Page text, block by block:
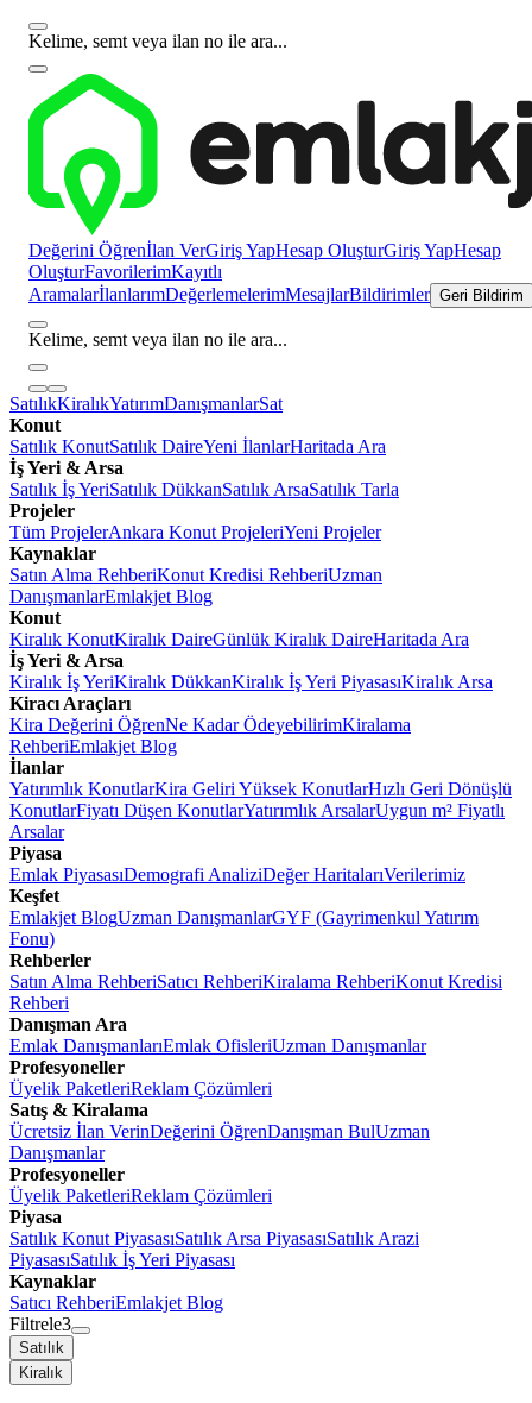
Kelime, semt veya ilan no ile ara...
Değerini Öğrenİlan VerGiriş YapHesap OluşturGiriş YapHesap
OluşturFavorilerimKayıtlı
AramalarİlanlarımDeğerlemelerimMesajlarBildirimler Geri Bildirim
Kelime, semt veya ilan no ile ara...
SatılıkKiralıkYatırımDanışmanlarSat
Konut
Satılık KonutSatılık DaireYeni İlanlarHaritada Ara
İş Yeri & Arsa
Satılık İş YeriSatılık DükkanSatılık ArsaSatılık Tarla
Projeler
Tüm ProjelerAnkara Konut ProjeleriYeni Projeler
Kaynaklar
Satın Alma RehberiKonut Kredisi RehberiUzman
DanışmanlarEmlakjet Blog
Konut
Kiralık KonutKiralık DaireGünlük Kiralık DaireHaritada Ara
İş Yeri & Arsa
Kiralık İş YeriKiralık DükkanKiralık İş Yeri PiyasasıKiralık Arsa
Kiracı Araçları
Kira Değerini ÖğrenNe Kadar ÖdeyebilirimKiralama
RehberiEmlakjet Blog
İlanlar
Yatırımlık KonutlarKira Geliri Yüksek KonutlarHızlı Geri Dönüşlü
KonutlarFiyatı Düşen KonutlarYatırımlık ArsalarUygun m² Fiyatlı
Arsalar
Piyasa
Emlak PiyasasıDemografi AnaliziDeğer HaritalarıVerilerimiz
Keşfet
Emlakjet BlogUzman DanışmanlarGYF (Gayrimenkul Yatırım
Fonu)
Rehberler
Satın Alma RehberiSatıcı RehberiKiralama RehberiKonut Kredisi
Rehberi
Danışman Ara
Emlak DanışmanlarıEmlak OfisleriUzman Danışmanlar
Profesyoneller
Üyelik PaketleriReklam Çözümleri
Satış & Kiralama
Ücretsiz İlan VerinDeğerini ÖğrenDanışman BulUzman
Danışmanlar
Profesyoneller
Üyelik PaketleriReklam Çözümleri
Piyasa
Satılık Konut PiyasasıSatılık Arsa PiyasasıSatılık Arazi
PiyasasıSatılık İş Yeri Piyasası
Kaynaklar
Satıcı RehberiEmlakjet Blog
Filtrele3
Satılık
Kiralık